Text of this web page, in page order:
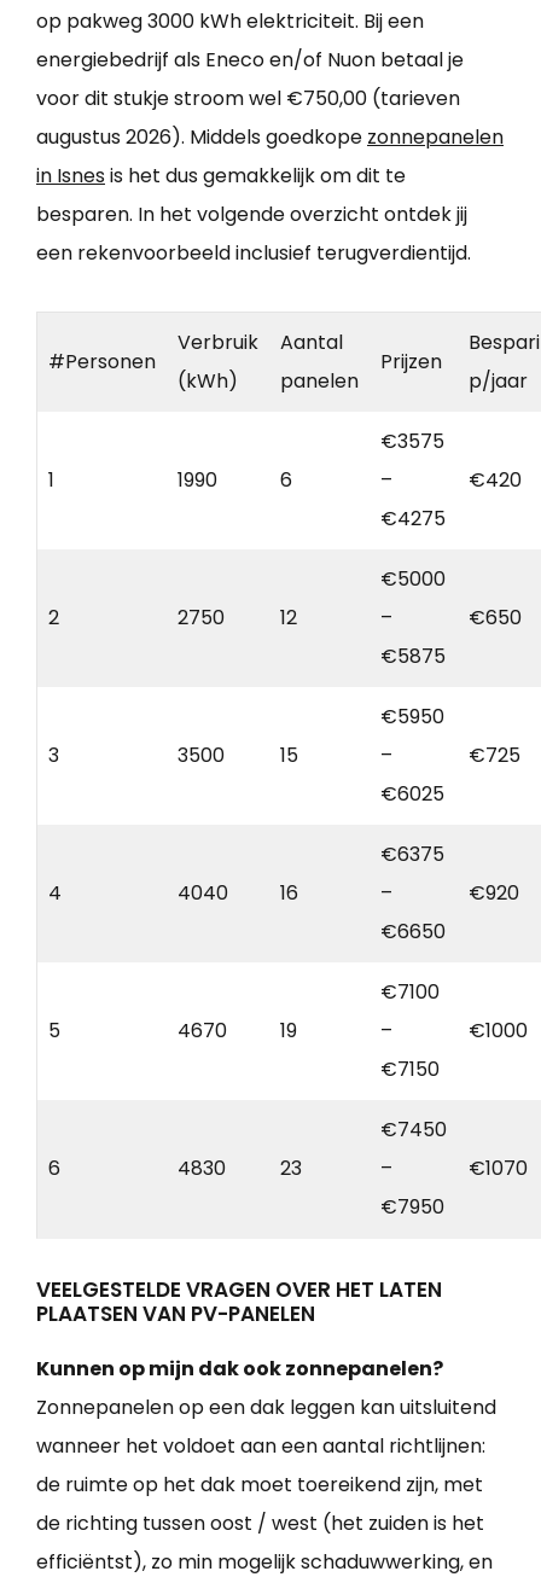
op pakweg 3000 kWh elektriciteit. Bij een
energiebedrijf als Eneco en/of Nuon betaal je
voor dit stukje stroom wel €750,00 (tarieven
augustus 2026). Middels goedkope zonnepanelen
in Isnesis het dus gemakkelijk om dit te
besparen. In het volgende overzicht ontdek jij
een rekenvoorbeeld inclusief terugverdientijd.
#Personen
Verbruik
(kWh)
Aantal
panelen
Prijzen
p/jaar
1 1990 6
€3575
–
€4275
€420
2 2750 12
€5000
–
€5875
€650
3 3500 15
€5950
–
€6025
€725
4 4040 16
€6375
–
€6650
€920
5 4670 19
€7100
–
€7150
€1000
6 4830 23
€7450
–
€7950
€1070
VEELGESTELDE VRAGEN OVER HET LATEN
PLAATSEN VAN PV-PANELEN
Kunnen op mijn dak ook zonnepanelen?
Zonnepanelen op een dak leggen kan uitsluitend
wanneer het voldoet aan een aantal richtlijnen:
de ruimte op het dak moet toereikend zijn, met
de richting tussen oost / west (het zuiden is het
efficiëntst), zo min mogelijk schaduwwerking, en